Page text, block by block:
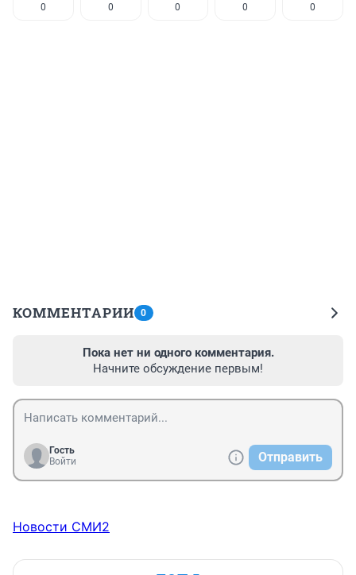
0 0 0 0 0
КОММЕНТАРИИ 0
Пока нет ни одного комментария.
Начните обсуждение первым!
Гость
Войти
Отправить
Новости СМИ2